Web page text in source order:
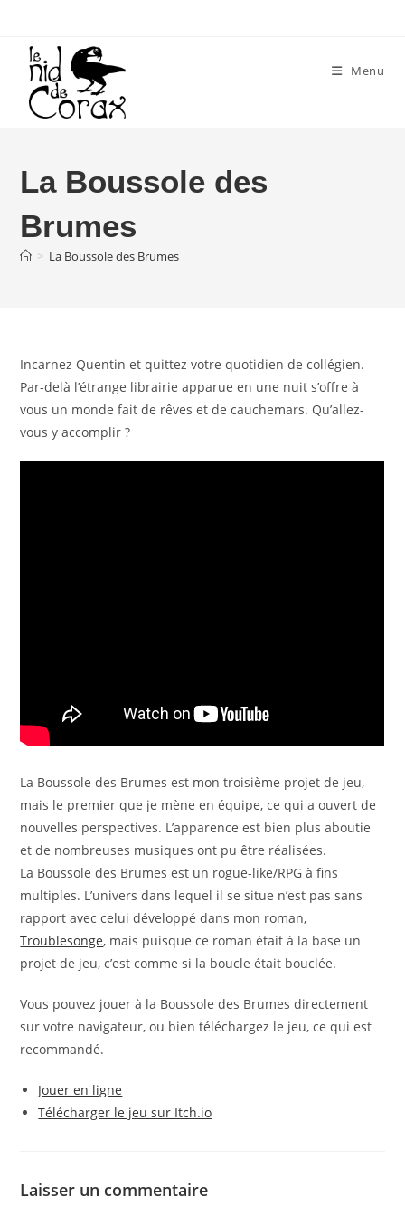
content
Menu
La Boussole des
Brumes
> La Boussole des Brumes
Incarnez Quentin et quittez votre quotidien de collégien.
Par-delà l’étrange librairie apparue en une nuit s’offre à
vous un monde fait de rêves et de cauchemars. Qu’allez-
vous y accomplir ?
La Boussole des Brumes est mon troisième projet de jeu,
mais le premier que je mène en équipe, ce qui a ouvert de
nouvelles perspectives. L’apparence est bien plus aboutie
et de nombreuses musiques ont pu être réalisées.
La Boussole des Brumes est un rogue-like/RPG à fins
multiples. L’univers dans lequel il se situe n’est pas sans
rapport avec celui développé dans mon roman,
Troublesonge, mais puisque ce roman était à la base un
projet de jeu, c’est comme si la boucle était bouclée.
Vous pouvez jouer à la Boussole des Brumes directement
sur votre navigateur, ou bien téléchargez le jeu, ce qui est
recommandé.
Jouer en ligne
Télécharger le jeu sur Itch.io
Laisser un commentaire